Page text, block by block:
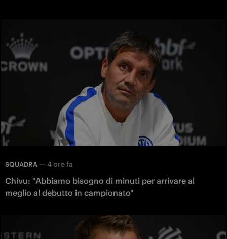
SQUADRA — 4 ore fa
Chivu: "Abbiamo bisogno di minuti per arrivare al
meglio al debutto in campionato"